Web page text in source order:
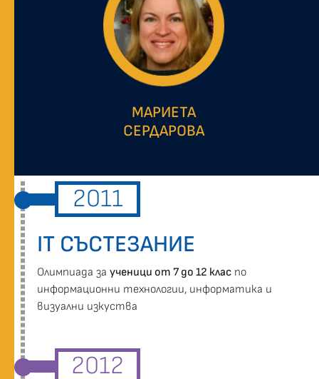
МАРИЕТА
СЕРДАРОВА
2011
IT СЪСТЕЗАНИЕ
Oлимпиада за ученици от 7 до 12 клас по
информационни технологии, информатика и
визуални изкуства
2012